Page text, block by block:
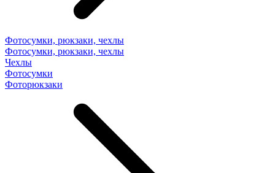
Фотосумки, рюкзаки, чехлы
Фотосумки, рюкзаки, чехлы
Чехлы
Фотосумки
Фоторюкзаки